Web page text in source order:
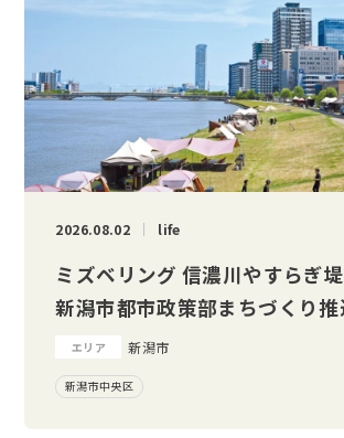
2026.08.02 life
ミズベリング 信濃川やすらぎ
新潟市都市政策部まちづくり推
エリア 新潟市
新潟市中央区